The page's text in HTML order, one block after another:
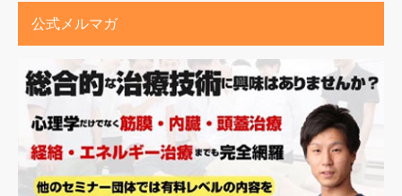
公式メルマガ